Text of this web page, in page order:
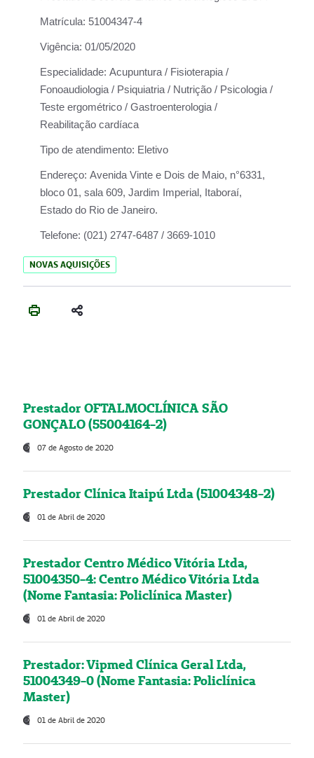
Matrícula: 51004347-4
Vigência: 01/05/2020
Especialidade: Acupuntura / Fisioterapia /
Fonoaudiologia / Psiquiatria / Nutrição / Psicologia /
Teste ergométrico / Gastroenterologia /
Reabilitação cardíaca
Tipo de atendimento: Eletivo
Endereço: Avenida Vinte e Dois de Maio, n°6331,
bloco 01, sala 609, Jardim Imperial, Itaboraí,
Estado do Rio de Janeiro.
Telefone: (021) 2747-6487 / 3669-1010
NOVAS AQUISIÇÕES
Prestador OFTALMOCLÍNICA SÃO
GONÇALO (55004164-2)
07 de Agosto de 2020
Prestador Clínica Itaipú Ltda (51004348-2)
01 de Abril de 2020
Prestador Centro Médico Vitória Ltda,
51004350-4: Centro Médico Vitória Ltda
(Nome Fantasia: Policlínica Master)
01 de Abril de 2020
Prestador: Vipmed Clínica Geral Ltda,
51004349-0 (Nome Fantasia: Policlínica
Master)
01 de Abril de 2020